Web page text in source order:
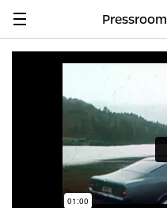
Navigation
Pressroom